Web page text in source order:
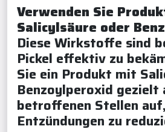
Verwenden Sie
Salicylsäure oder
Diese Wirkstoffe sind
Pickel effektiv zu
Sie ein Produkt mit
Benzoylperoxid gezielt
betroffenen Stellen
Entzündungen zu